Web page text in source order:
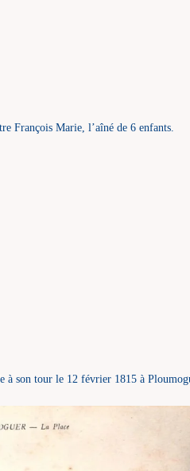
François Marie, l’aîné de 6 enfants.
à son tour le 12 février 1815 à